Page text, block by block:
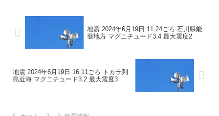
地震 2024年6月19日 11:24ごろ 石川県能
登地方 マグニチュード3.4 最大震度2
地震 2024年6月19日 16:11ごろ トカラ列
島近海 マグニチュード3.2 最大震度3